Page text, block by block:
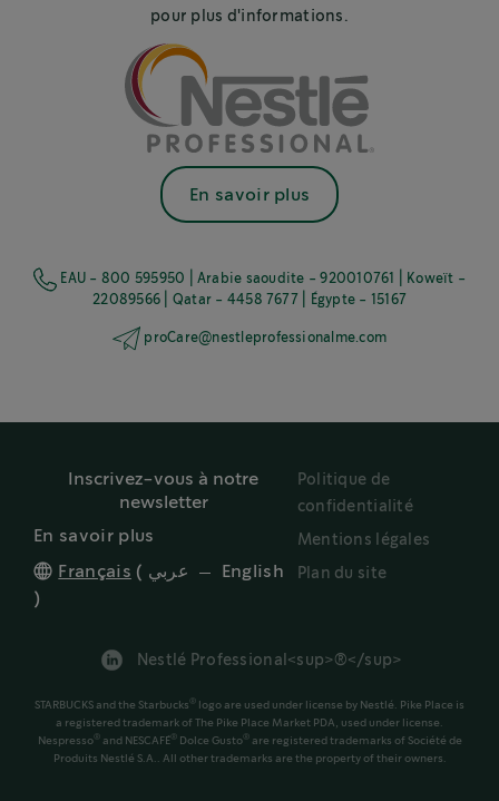
pour plus d'informations.
En savoir plus
EAU - 800 595950 | Arabie saoudite - 920010761 | Koweït -
22089566 | Qatar - 4458 7677 | Égypte - 15167
proCare@nestleprofessionalme.com
Inscrivez-vous à notre
newsletter
En savoir plus
Français ( عربي
English
)
Politique de
confidentialité
Mentions légales
Plan du site
Nestlé Professional<sup>®</sup>
STARBUCKS and the Starbucks®
logo are used under license by Nestlé. Pike Place is
a registered trademark of The Pike Place Market PDA, used under license.
Nespresso®and NESCAFÉ®Dolce Gusto®are registered trademarks of Société de
Produits Nestlé S.A.. All other trademarks are the property of their owners.